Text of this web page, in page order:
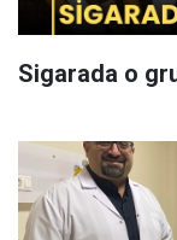
Sigarada o